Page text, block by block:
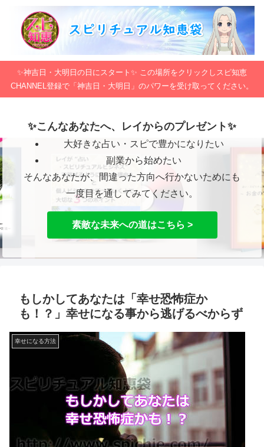
✨神吉日・大明日の日にスタート✨ この場所をクリックしスピ知恵
CHANNEL登録で「神吉日・大明日」のパワーを受け取ってください。
✨こんなあなたへ、レイからのプレゼント✨
大好きな占い・スピで豊かになりたい
副業から始めたい
そんなあなたが、間違った方向へ行かないためにも
一度目を通してみてください。
素敵な未来への道はこちら >
もしかしてあなたは「幸せ恐怖症か
も！？」幸せになる事から逃げるべからず
幸せになる方法